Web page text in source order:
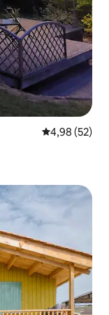
საშუალო
4,98 (52)